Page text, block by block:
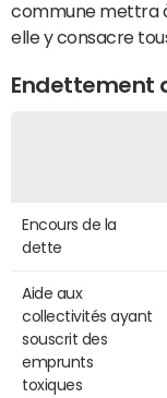
commune mettra
elle y consacre
Endettement
Encours de la
dette
Aide aux
collectivités ayant
souscrit des
emprunts
toxiques